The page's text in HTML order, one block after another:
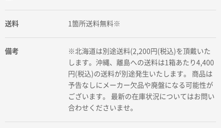
送料 1箇所送料無料※
備考
※北海道は別途送料(2,200円(税込)を頂戴いた
します。沖縄、離島への送料は1箱あたり4,400
円(税込)の送料が別途発生いたします。 商品は
予告なしにメーカー欠品や廃盤になる可能性が
ございます。 最新の在庫状況についてはお問い
合わせくださいませ。